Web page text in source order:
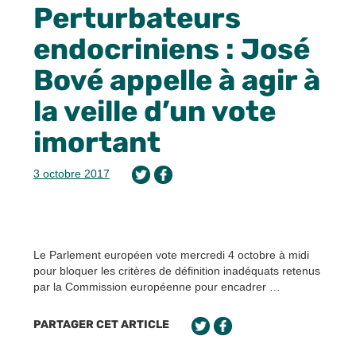
Perturbateurs
endocriniens : José
Bové appelle à agir à
la veille d’un vote
imortant
3 octobre 2017
Le Parlement européen vote mercredi 4 octobre à midi
pour bloquer les critères de définition inadéquats retenus
par la Commission européenne pour encadrer …
PARTAGER CET ARTICLE